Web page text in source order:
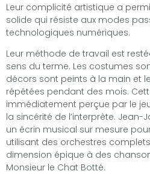
Leur complicité artistique a
solide qui résiste aux modes
technologiques numériques.
Leur méthode de travail est
sens du terme. Les costumes
décors sont peints à la main et
répétées pendant des mois.
immédiatement perçue par le
la sincérité de l’interprète.
un écrin musical sur mesure
utilisant des orchestres
dimension épique à des
Monsieur le Chat Botté.